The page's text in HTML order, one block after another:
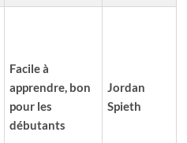
Facile à
apprendre, bon
pour les
débutants
Jordan
Spieth